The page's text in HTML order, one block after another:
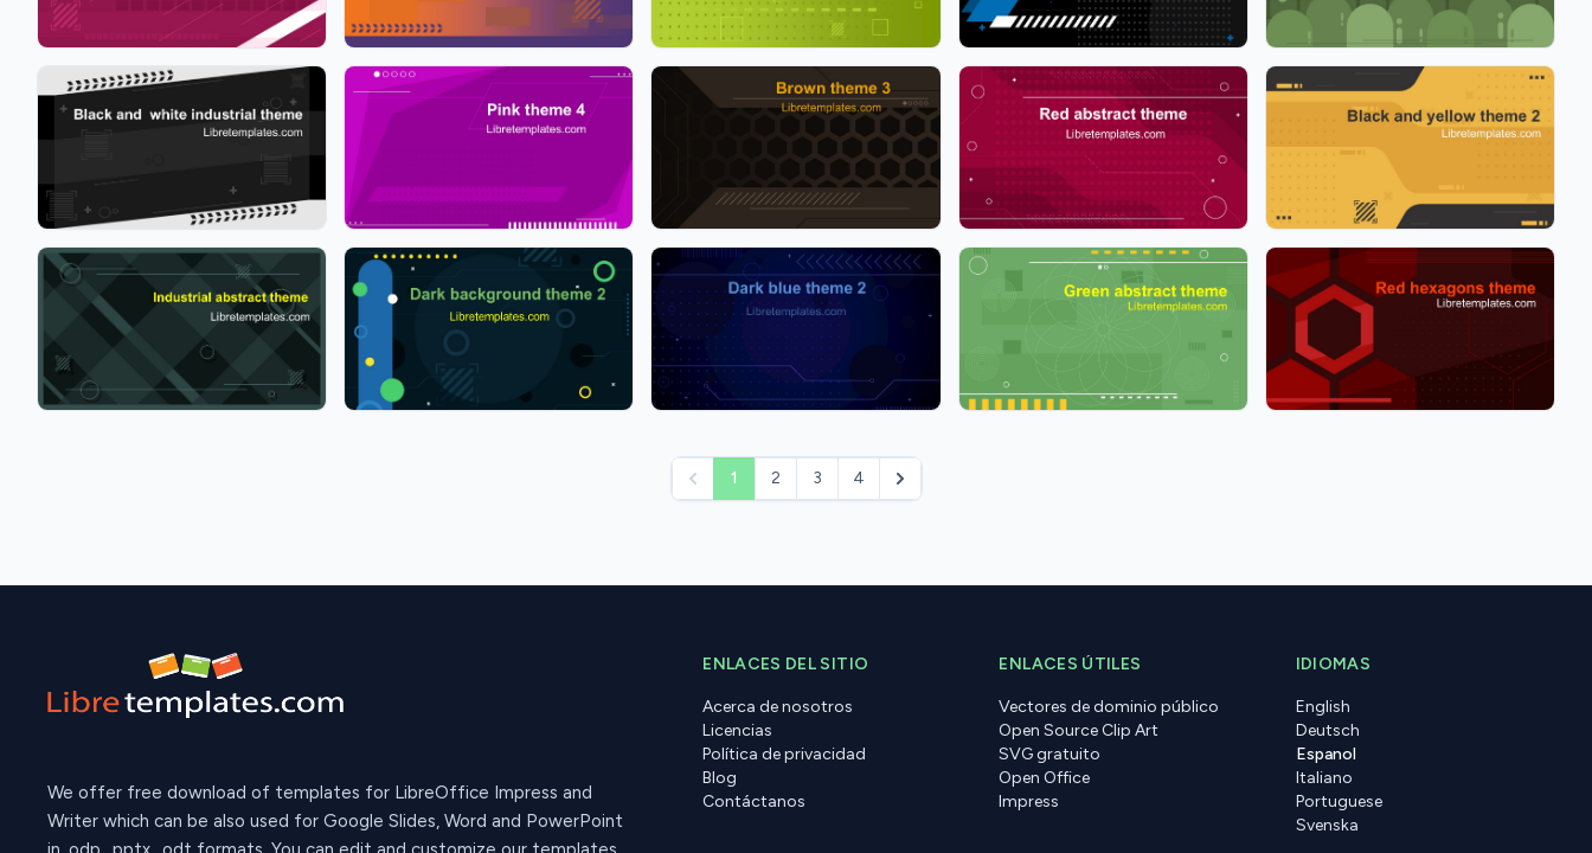
pagination.previous
1 2 3 4 pagination.next
We offer free download of templates for LibreOffice Impress and
Writer which can be also used for Google Slides, Word and PowerPoint
ENLACES DEL SITIO
Acerca de nosotros
Licencias
Política de privacidad
Blog
Contáctanos
ENLACES ÚTILES
Vectores de dominio público
Open Source Clip Art
SVG gratuito
Open Office
Impress
IDIOMAS
English
Deutsch
Espanol
Italiano
Portuguese
Svenska